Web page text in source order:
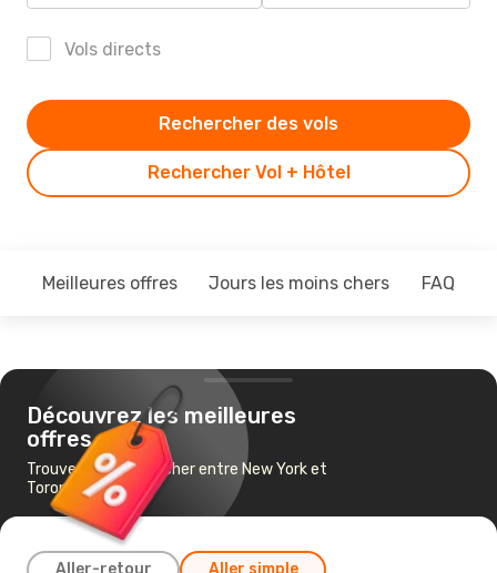
Vols directs
Rechercher Vol + Hôtel
Rechercher des vols
Meilleures offres Jours les moins chers FAQ
Découvrez les meilleures
offres
Trouvez un vol pas cher entre New York et
Toronto
Aller-retour Aller simple